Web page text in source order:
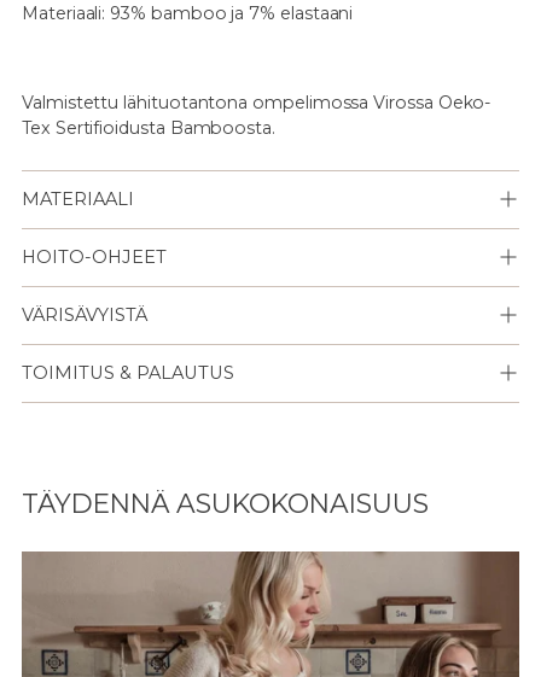
Materiaali: 93% bamboo ja 7% elastaani
Valmistettu lähituotantona ompelimossa Virossa Oeko-
Tex Sertifioidusta Bamboosta.
MATERIAALI
HOITO-OHJEET
VÄRISÄVYISTÄ
TOIMITUS & PALAUTUS
ostoskoriisi
TÄYDENNÄ ASUKOKONAISUUS